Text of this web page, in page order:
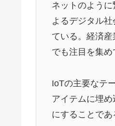
ネットのよう
よるデジタル
ている。経済
でも注目を集め
IoTの主要なテ
アイテムに埋
にすることであ